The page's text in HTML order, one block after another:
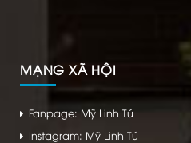
MẠNG XÃ HỘI
Fanpage: Mỹ Linh Tú
Instagram: Mỹ Linh Tú